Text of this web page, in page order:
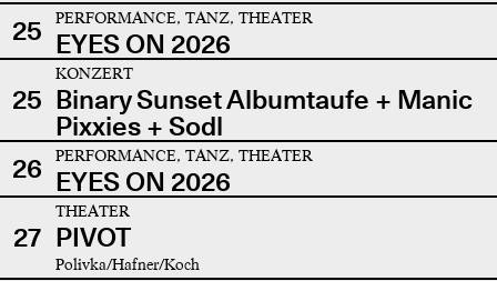
25 PERFORMANCE, TANZ, THEATER
EYES ON 2026
25
KONZERT
Binary Sunset Albumtaufe + Manic
Pixxies + Sodl
26
PERFORMANCE, TANZ, THEATER
EYES ON 2026
27
THEATER
PIVOT
Polivka/Hafner/Koch